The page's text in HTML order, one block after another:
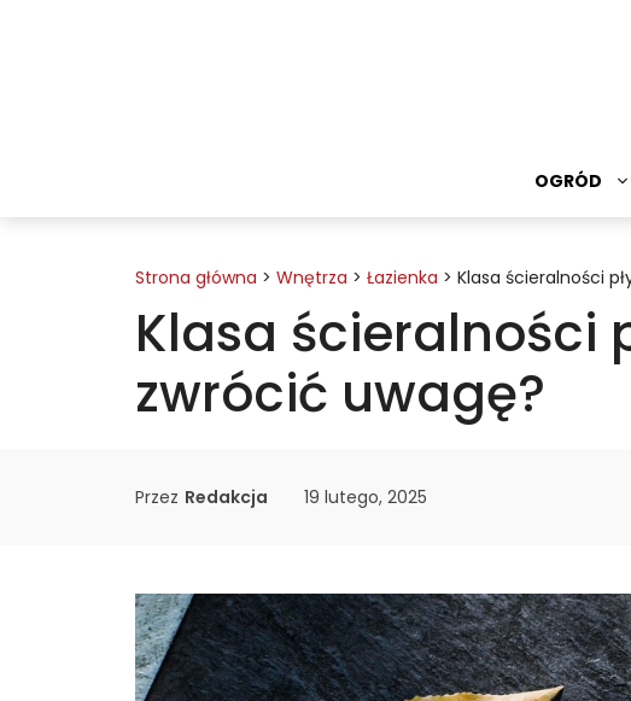
OGRÓD
Strona główna > Wnętrza > Łazienka > Klasa ścieralności
Klasa ścieralności
zwrócić uwagę?
Przez Redakcja 19 lutego, 2025